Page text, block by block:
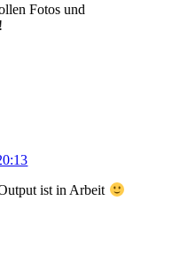
Fotos und
ist in Arbeit